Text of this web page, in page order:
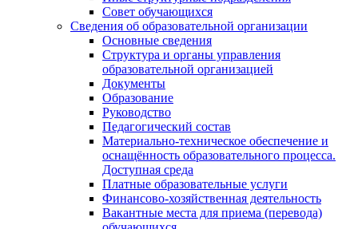
Совет обучающихся
Сведения об образовательной организации
Основные сведения
Структура и органы управления
образовательной организацией
Документы
Образование
Руководство
Педагогический состав
Материально-техническое обеспечение и
оснащённость образовательного процесса.
Доступная среда
Платные образовательные услуги
Финансово-хозяйственная деятельность
Вакантные места для приема (перевода)